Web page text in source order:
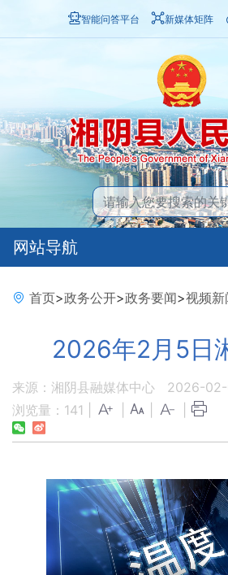
智能问答平台 新媒体矩阵
网站导航
首页>政务公开>政务要闻>视频新
2026年2月5日
来源：湘阴县融媒体中心
2026-
浏览量： 141